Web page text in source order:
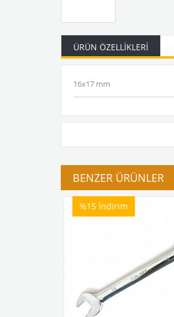
ÜRÜN ÖZELLIKLERI
16x17 mm
BENZER ÜRÜNLER
%15 İndirim